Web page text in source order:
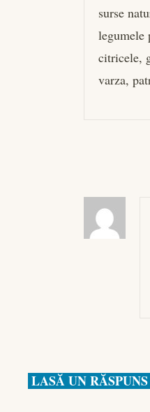
surse
legumele
citricele,
varza,
LASĂ UN RĂSPUNS